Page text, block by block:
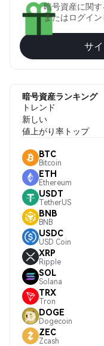
暗号資産に関
またはログイン
サ
暗号資産ランキング
トレンド
新しい
値上がり率トップ
BTC
Bitcoin
ETH
Ethereum
USDT
TetherUS
BNB
BNB
USDC
USD Coin
XRP
Ripple
SOL
Solana
TRX
Tron
DOGE
Dogecoin
ZEC
Zcash